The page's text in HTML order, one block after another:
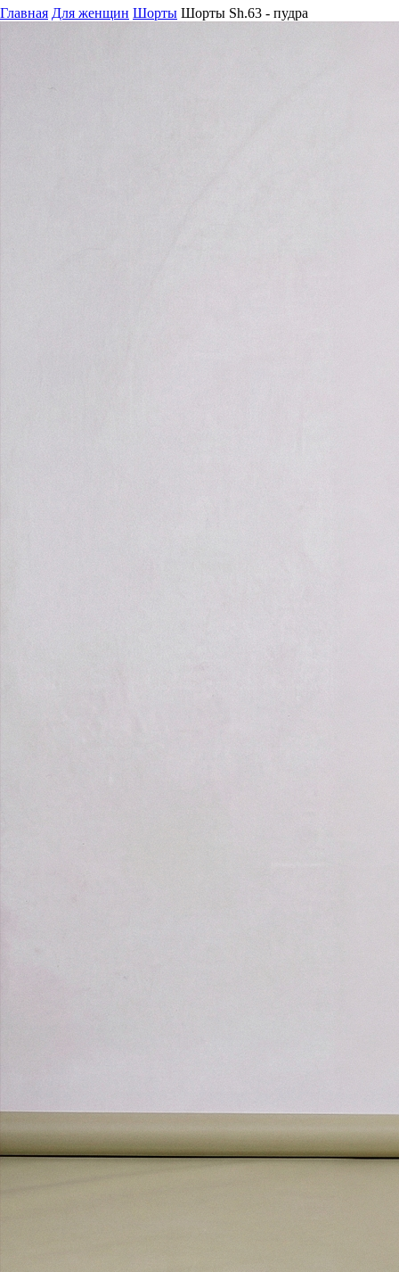
Главная Для женщин Шорты Шорты Sh.63 - пудра